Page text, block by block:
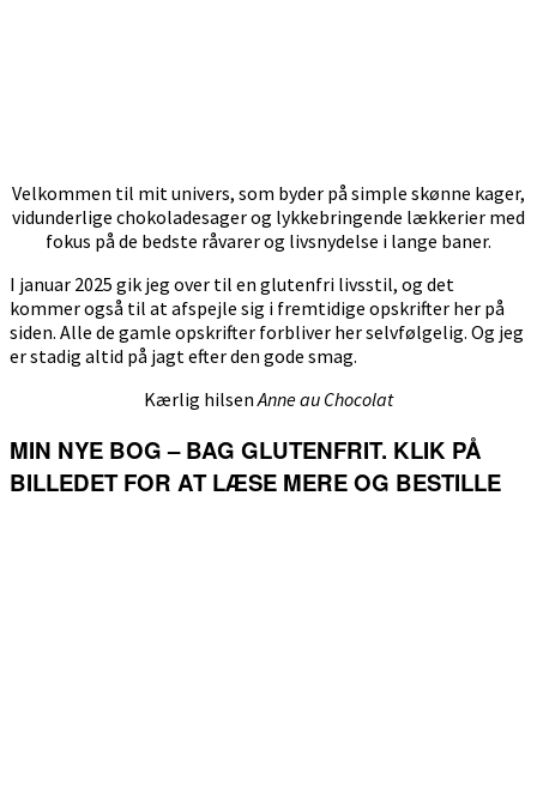
Velkommen til mit univers, som byder på simple skønne kager,
vidunderlige chokoladesager og lykkebringende lækkerier med
fokus på de bedste råvarer og livsnydelse i lange baner.
I januar 2025 gik jeg over til en glutenfri livsstil, og det
kommer også til at afspejle sig i fremtidige opskrifter her på
siden. Alle de gamle opskrifter forbliver her selvfølgelig. Og jeg
er stadig altid på jagt efter den gode smag.
Kærlig hilsenAnne au Chocolat
MIN NYE BOG – BAG GLUTENFRIT. KLIK PÅ
BILLEDET FOR AT LÆSE MERE OG BESTILLE